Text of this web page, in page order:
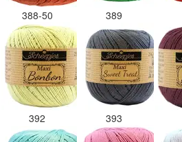
388-50 389
392 393